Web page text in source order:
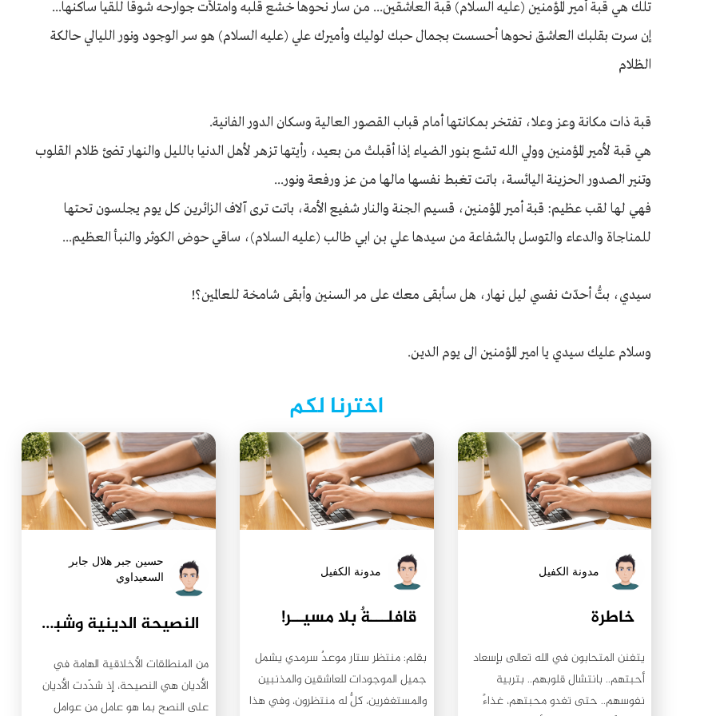
تلك هي قبة أمير المؤمنين (عليه السلام) قبة العاشقين... من سار نحوها خشع قلبه وامتلأت جوارحه شوقًا للقيا ساكنها...
إن سرت بقلبك العاشق نحوها أحسست بجمال حبك لوليك وأميرك علي (عليه السلام) هو سر الوجود ونور الليالي حالكة
الظلام
قبة ذات مكانة وعز وعلا، تفتخر بمكانتها أمام قباب القصور العالية وسكان الدور الفانية.
هي قبة لأمير المؤمنين وولي الله تشع بنور الضياء إذا أقبلتْ من بعيد، رأيتها تزهر لأهل الدنيا بالليل والنهار تضئ ظلام القلوب
وتنير الصدور الحزينة اليائسة، باتت تغبط نفسها مالها من عز ورفعة ونور...
فهي لها لقب عظيم: قبة أمير المؤمنين، قسيم الجنة والنار شفيع الأمة، باتت ترى آلاف الزائرين كل يوم يجلسون تحتها
للمناجاة والدعاء والتوسل بالشفاعة من سيدها علي بن ابي طالب (عليه السلام)، ساقي حوض الكوثر والنبأ العظيم...
سيدي، بتُّ أحدّث نفسي ليل نهار، هل سأبقى معك على مر السنين وأبقى شامخة للعالمين؟!
وسلام عليك سيدي يا امير المؤمنين الى يوم الدين.
اخترنا لكم
مدونة الكفيل
خاطرة
يتفنن المتحابون في الله تعالى بإسعاد
أحبتهم.. بانتشال قلوبهم.. بتربية
نفوسهم.. حتى تغدو محبتهم، غذاءً
مدونة الكفيل
قافلـــةٌ بلا مسيــر!
بقلم: منتظر ستار موعدٌ سرمدي يشمل
جميل الموجودات للعاشقين والمذنبين
والمستغفرين، كلٌّ له منتظرون، وفي هذا
حسين جبر هلال جابر
السعيداوي
النصيحة الدينية وشباك الانحياز التأكيدي
من المنطلقات الأخلاقية الهامة في
الأديان هي النصيحة، إذ شدّدت الأديان
على النصح بما هو عامل من عوامل